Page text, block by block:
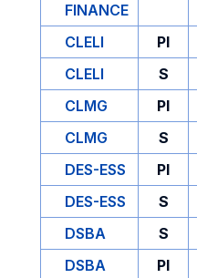
FINANCE
CLELI PI
CLELI
S
CLMG
PI
CLMG
S
DES-ESS
PI
DES-ESS
S
DSBA
S
DSBA
PI